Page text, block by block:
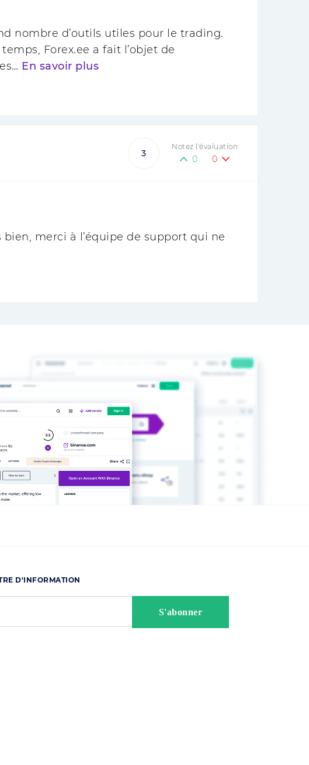
nombre d’outils utiles pour le trading.
Forex.ee a fait l’objet de
En savoir plus
3
Notez l'évaluation
0 0
merci à l’équipe de support qui ne
D'INFORMATION